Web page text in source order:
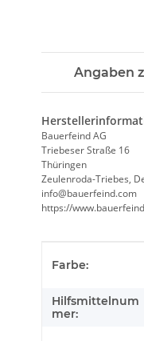
Angaben
Bauerfeind AG
Triebeser Straße 16
Thüringen
Zeulenroda-Triebes,
info@bauerfeind.com
https://
Farbe:
Hilfsmittelnum
mer: